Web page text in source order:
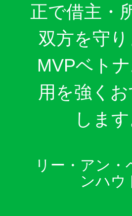
正で借主・
双方を守り
MVPベト
用を強く
します
リー・アン・
ンハウ